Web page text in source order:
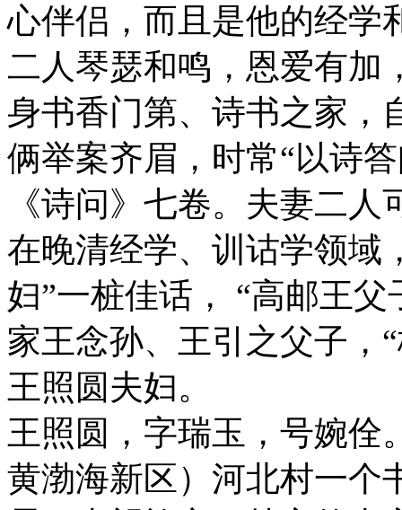
心伴侣，而且是他的经学
二人琴瑟和鸣，恩爱有加
身书香门第、诗书之家，
俩举案齐眉，时常“以诗
《诗问》七卷。夫妻二
在晚清经学、训诂学领域
妇”一桩佳话， “高邮王
家王念孙、王引之父子，
王照圆夫妇。
王照圆，字瑞玉，号婉佺
黄渤海新区）河北村一个